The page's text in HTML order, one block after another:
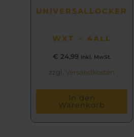
UNIVERSALLOCKER
WXT – 4ALL
€ 24,99 inkl. MwSt.
zzgl. Versandkosten
In den
Warenkorb